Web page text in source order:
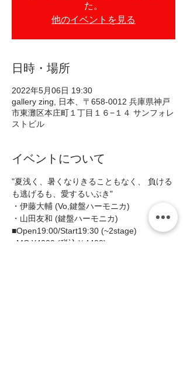
た。
他のイベントを見る
日時・場所
2022年5月06日 19:30
gallery zing, 日本、〒658-0012 兵庫県神戸
市東灘区本庄町１丁目１６−１４ サンフォレ
ストビル
イベントについて
"夏浅く、暑くなりきることもなく、 負ける
も逃げるも、愛するいぶき"
・伊藤大輔 (Vo,鍵盤ハーモニカ)
・山田友和 (鍵盤ハーモニカ)
■Open19:00/Start19:30 (~2stage)
■MC:¥4000 (税込￥4400)